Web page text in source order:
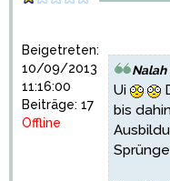
Beigetreten:
10/09/2013
11:16:00
Beiträge: 17
Offline
Nalah
Ui
bis